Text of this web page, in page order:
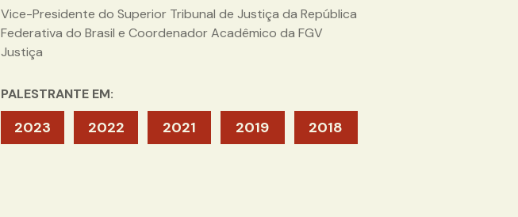
Vice-Presidente do Superior Tribunal de Justiça da República
Federativa do Brasil e Coordenador Acadêmico da FGV
Justiça
PALESTRANTE EM:
2023 2022 2021 2019 2018